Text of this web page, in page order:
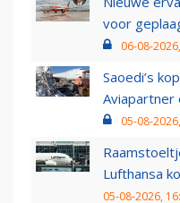
voor
06-08-
Saoedi’s
Aviapartner
05-08-
Lufthansa
05-08-2026,